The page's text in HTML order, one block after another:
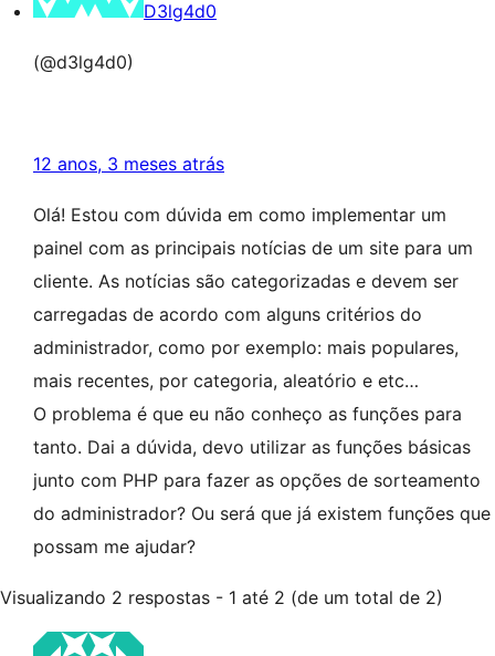
D3lg4d0
(@d3lg4d0)
12 anos, 3 meses atrás
Olá! Estou com dúvida em como implementar um
painel com as principais notícias de um site para um
cliente. As notícias são categorizadas e devem ser
carregadas de acordo com alguns critérios do
administrador, como por exemplo: mais populares,
mais recentes, por categoria, aleatório e etc…
O problema é que eu não conheço as funções para
tanto. Dai a dúvida, devo utilizar as funções básicas
junto com PHP para fazer as opções de sorteamento
do administrador? Ou será que já existem funções que
possam me ajudar?
Visualizando 2 respostas - 1 até 2 (de um total de 2)